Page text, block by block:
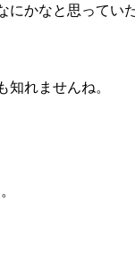
かなと思ってい
れませんね。